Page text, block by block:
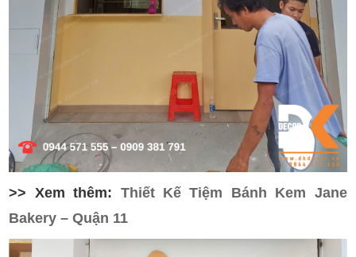
>> Xem thêm: Thiết Kế Tiệm Bánh Kem Jane
Bakery – Quận 11